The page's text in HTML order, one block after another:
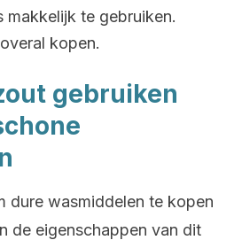
makkelijk te gebruiken.
kopen.
gebruiken
dure wasmiddelen te kopen
de eigenschappen van dit